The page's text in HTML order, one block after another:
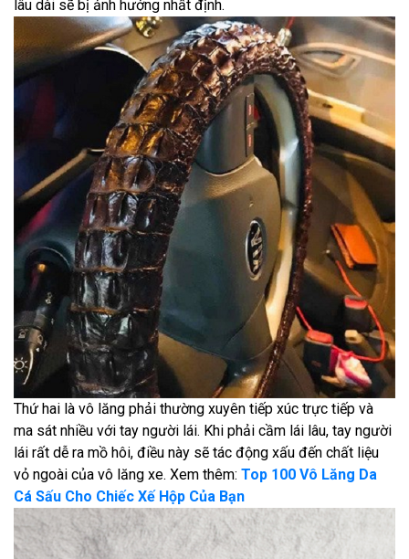
lâu dài sẽ bị ảnh hưởng nhất định.
Thứ hai là vô lăng phải thường xuyên tiếp xúc trực tiếp và
ma sát nhiều với tay người lái. Khi phải cầm lái lâu, tay người
lái rất dễ ra mồ hôi, điều này sẽ tác động xấu đến chất liệu
vỏ ngoài của vô lăng xe. Xem thêm: Top 100 Vô Lăng Da
Cá Sấu Cho Chiếc Xế Hộp Của Bạn